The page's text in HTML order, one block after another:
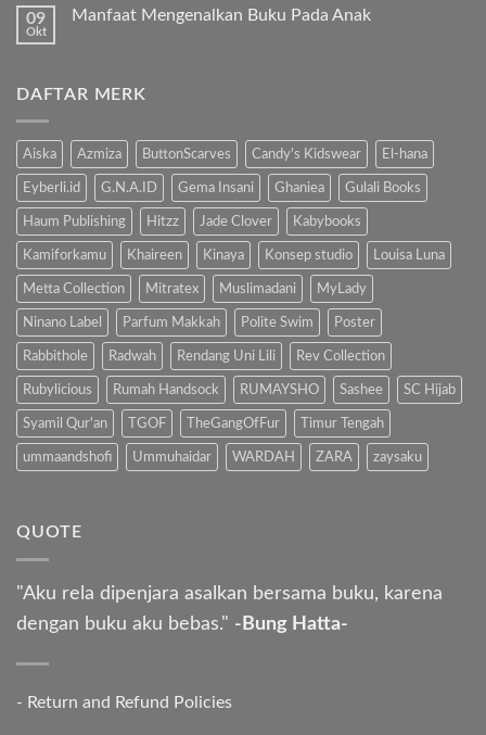
komentar
Kenalkan
Anak
09
Okt
Manfaat Mengenalkan Buku Pada Anak
Manfaat
Anak
DAFTAR MERK
Aiska Azmiza ButtonScarves Candy's Kidswear El-hana
Eyberli.id G.N.A.ID Gema Insani Ghaniea Gulali Books
Haum Publishing Hitzz Jade Clover Kabybooks
Kamiforkamu Khaireen Kinaya Konsep studio Louisa Luna
Metta Collection Mitratex Muslimadani MyLady
Ninano Label Parfum Makkah Polite Swim Poster
Rabbithole Radwah Rendang Uni Lili Rev Collection
Rubylicious Rumah Handsock RUMAYSHO Sashee SC Hijab
Syamil Qur'an TGOF TheGangOfFur Timur Tengah
ummaandshofi Ummuhaidar WARDAH ZARA zaysaku
QUOTE
"Aku rela dipenjara asalkan bersama buku, karena
dengan buku aku bebas." -Bung Hatta-
- Return and Refund Policies